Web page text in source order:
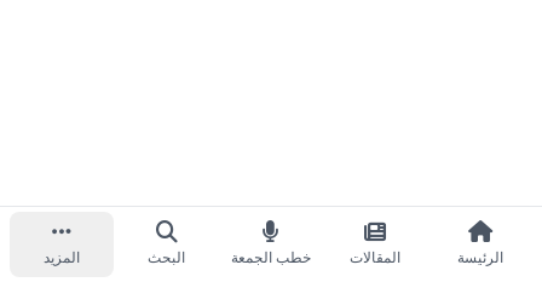
الرئيسة المقالات خطب الجمعة البحث المزيد